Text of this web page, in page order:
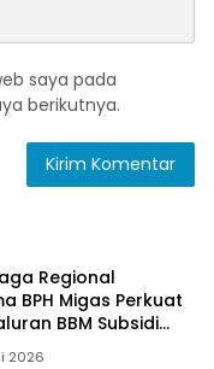
saya pada
berikutnya.
Regional
BPH Migas Perkuat
BBM Subsidi
Aplikasi XSTAR
2026